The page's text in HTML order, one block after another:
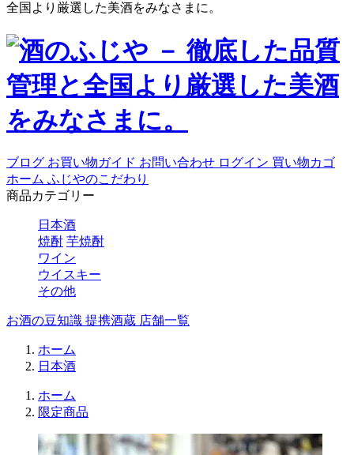
全国より厳選した美酒をみなさまに。
ブログ お買い物ガイド お問い合わせ ログイン 買い物カゴ
ホーム ふじやのこだわり
商品カテゴリー
日本酒
焼酎 芋焼酎
ワイン
ウイスキー
その他
お酒の豆知識 提携酒蔵 店舗一覧
ホーム
日本酒
ホーム
限定商品